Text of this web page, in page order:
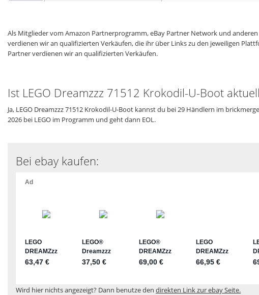
Als Mitglieder vom Amazon Partnerprogramm, eBay Partner Network und
verdienen wir an qualifizierten Verkäufen, die ihr über Links zu den jeweiligen
Partner verdienen wir an qualifizierten Verkäufen.
Ist LEGO Dreamzzz 71512 Krokodil-U-Boot
Ja, LEGO Dreamzzz 71512 Krokodil-U-Boot kannst du bei 29 Händlern im
2026 bei LEGO im Programm und geht dann EOL.
Bei ebay kaufen:
Wird hier nichts angezeigt? Dann benutze den direkten Link zur ebay Seite.